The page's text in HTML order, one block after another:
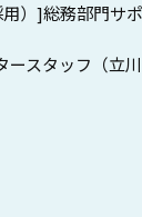
）]総務部門サ
ースタッフ（立